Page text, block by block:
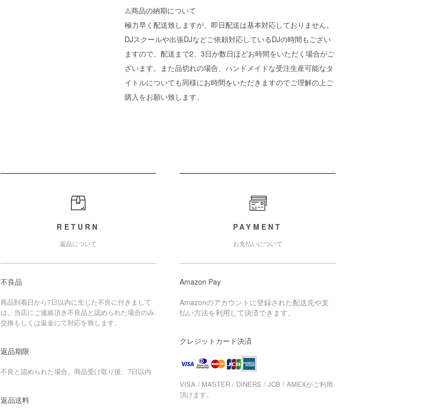
⚠️商品の納期について
極力早く配送致しますが、即日配送は基本対応しておりません。
DJスクールや出張DJなどご依頼対応しているDJの時間もござい
ますので、配送まで2、3日か数日ほどお時間をいただく場合がご
ざいます。また品切れの場合、ハンドメイドな受注生産可能なタ
イトルについても同様にお時間をいただきますのでご理解の上ご
購入をお願い致します。
RETURN
返品について
不良品
商品到着日から7日以内に生じた不良に付きまして
は、当店にご連絡頂き不良品と認められた場合のみ
交換もしくは返金にて対応を致します。
返品期限
不良と認められた場合、商品受け取り後、7日以内
返品送料
PAYMENT
お支払いについて
Amazon Pay
Amazonのアカウントに登録された配送先や支
払い方法を利用して決済できます。
クレジットカード決済
VISA / MASTER / DINERS / JCB / AMEXがご利用
頂けます。